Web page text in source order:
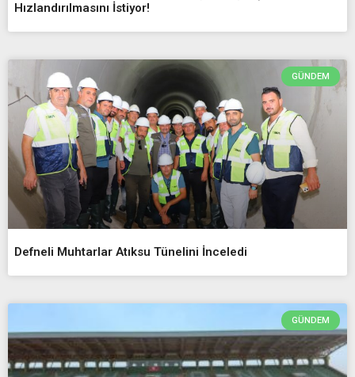
Hızlandırılmasını İstiyor!
GÜNDEM
Defneli Muhtarlar Atıksu Tünelini İnceledi
GÜNDEM